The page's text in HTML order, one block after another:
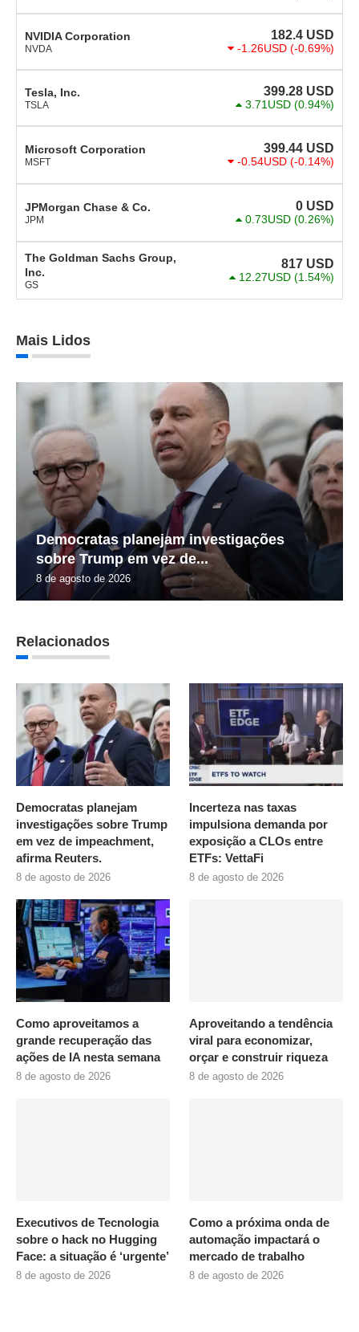
NVIDIA Corporation
NVDA
182.4 USD
-1.26USD (-0.69%)
Tesla, Inc.
TSLA
399.28 USD
3.71USD (0.94%)
Microsoft Corporation
MSFT
399.44 USD
-0.54USD (-0.14%)
JPMorgan Chase & Co.
JPM
0 USD
0.73USD (0.26%)
The Goldman Sachs Group,
Inc.
GS
817 USD
12.27USD (1.54%)
Mais Lidos
Democratas planejam investigações
sobre Trump em vez de...
8 de agosto de 2026
Relacionados
Democratas planejam
investigações sobre Trump
em vez de impeachment,
afirma Reuters.
8 de agosto de 2026
Incerteza nas taxas
impulsiona demanda por
exposição a CLOs entre
ETFs: VettaFi
8 de agosto de 2026
Como aproveitamos a
grande recuperação das
ações de IA nesta semana
8 de agosto de 2026
Aproveitando a tendência
viral para economizar,
orçar e construir riqueza
8 de agosto de 2026
Executivos de Tecnologia
sobre o hack no Hugging
Face: a situação é ‘urgente’
8 de agosto de 2026
Como a próxima onda de
automação impactará o
mercado de trabalho
8 de agosto de 2026